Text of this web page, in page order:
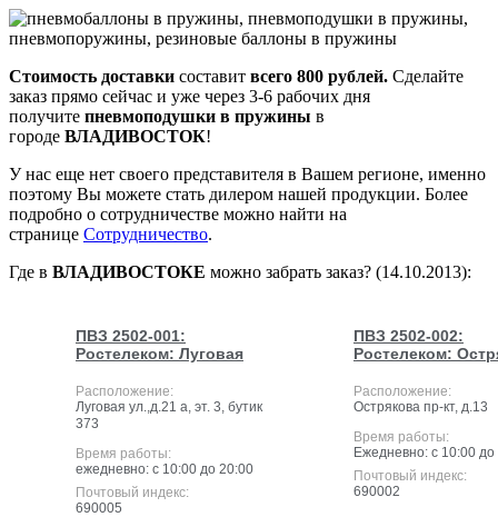
Стоимость доставки составит всего 800 рублей. Сделайте
заказ прямо сейчас и уже через 3-6 рабочих дня
получите пневмоподушки в пружины в
городе ВЛАДИВОСТОК!
У нас еще нет своего представителя в Вашем регионе, именно
поэтому Вы можете стать дилером нашей продукции. Более
подробно о сотрудничестве можно найти на
странице Сотрудничество.
Где в ВЛАДИВОСТОКЕ можно забрать заказ? (14.10.2013):
ПВЗ 2502-001:
Ростелеком: Луговая
Расположение:
Луговая ул.,д.21 а, эт. 3, бутик
373
Время работы:
ежедневно: с 10:00 до 20:00
Почтовый индекс:
690005
ПВЗ 2502-002:
Ростелеком:
Расположение:
Острякова пр-кт, д.13
Время работы:
Ежедневно: с 10:00 до
Почтовый индекс:
690002